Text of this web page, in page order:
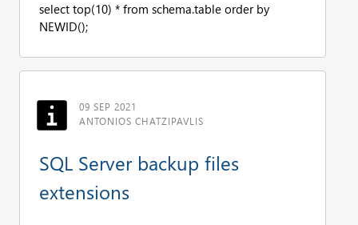
select top(10) * from schema.table order by
NEWID();
09 SEP 2021
ANTONIOS CHATZIPAVLIS
SQL Server backup files
extensions